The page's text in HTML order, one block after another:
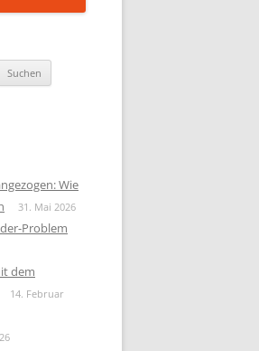
Wie
31. Mai 2026
Problem
dem
14. Februar